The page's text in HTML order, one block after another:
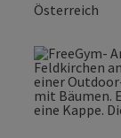
Österreich